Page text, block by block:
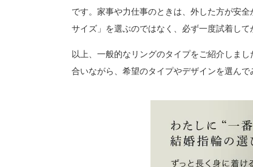
です。家事や力仕事のときは、外した方が安
サイズ」を選ぶのではなく、必ず一度試着して
以上、一般的なリングのタイプをご紹介しま
合いながら、希望のタイプやデザインを選んで